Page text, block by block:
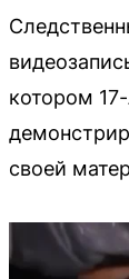
котором
своей